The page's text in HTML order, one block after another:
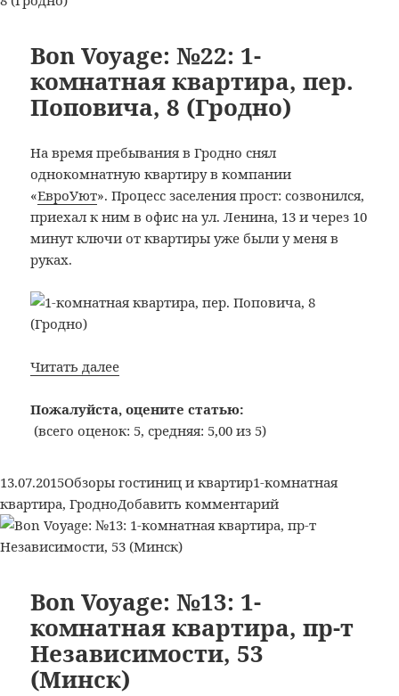
1-
комнатная
квартира,
ул.
Немига,
42
(Минск)
Bon Voyage: №22: 1-
комнатная квартира, пер.
Поповича, 8 (Гродно)
На время пребывания в Гродно снял
однокомнатную квартиру в компании
«ЕвроУют». Процесс заселения прост: созвонился,
приехал к ним в офис на ул. Ленина, 13 и через 10
минут ключи от квартиры уже были у меня в
руках.
Читать далееBon
№22:
1-
пер.
Поповича,
8
(Гродно)
Пожалуйста, оцените статью:
(всего оценок: 5, средняя: 5,00 из 5)
Опубликовано
13.07.2015Рубрики
Обзоры гостиниц и квартирМетки
1-комнатная
квартира, ГродноДобавить комментарийк
записи
комнатная
Bon Voyage: №13: 1-
комнатная квартира, пр-т
Независимости, 53
(Минск)